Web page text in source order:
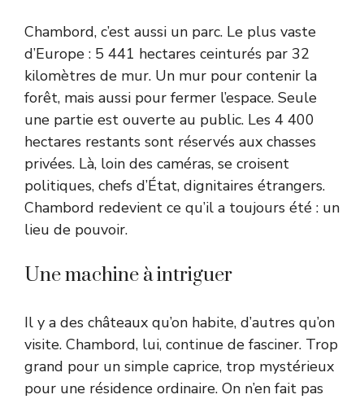
Chambord, c’est aussi un parc. Le plus vaste
d’Europe : 5 441 hectares ceinturés par 32
kilomètres de mur. Un mur pour contenir la
forêt, mais aussi pour fermer l’espace. Seule
une partie est ouverte au public. Les 4 400
hectares restants sont réservés aux chasses
privées. Là, loin des caméras, se croisent
politiques, chefs d’État, dignitaires étrangers.
Chambord redevient ce qu’il a toujours été : un
lieu de pouvoir.
Une machine à intriguer
Il y a des châteaux qu’on habite, d’autres qu’on
visite. Chambord, lui, continue de fasciner. Trop
grand pour un simple caprice, trop mystérieux
pour une résidence ordinaire. On n’en fait pas